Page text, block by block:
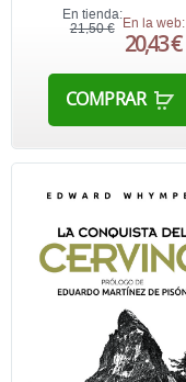
En tienda:
21,50 € En la web:
20,43 €
COMPRAR